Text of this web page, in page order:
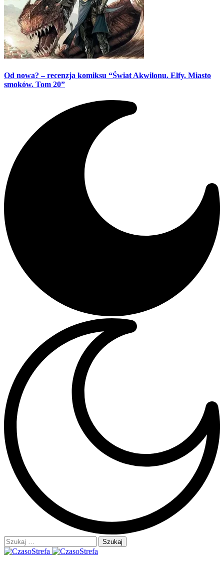
Od nowa? – recenzja komiksu “Świat Akwilonu. Elfy. Miasto
smoków. Tom 20”
Szukaj: